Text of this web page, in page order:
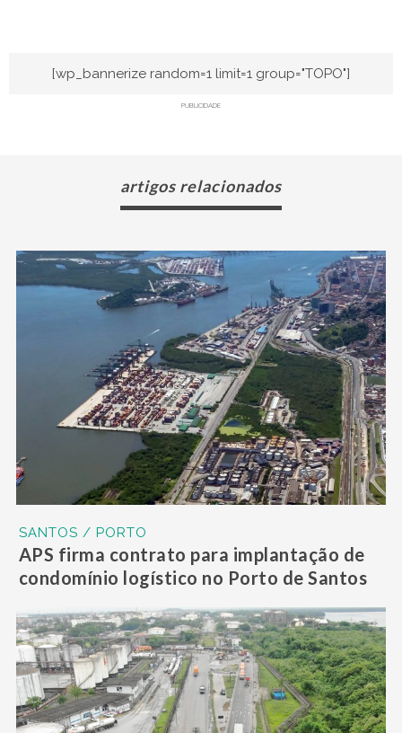
[wp_bannerize random=1 limit=1 group="TOPO"]
PUBLICIDADE
artigos relacionados
SANTOS / PORTO
APS firma contrato para implantação de
condomínio logístico no Porto de Santos